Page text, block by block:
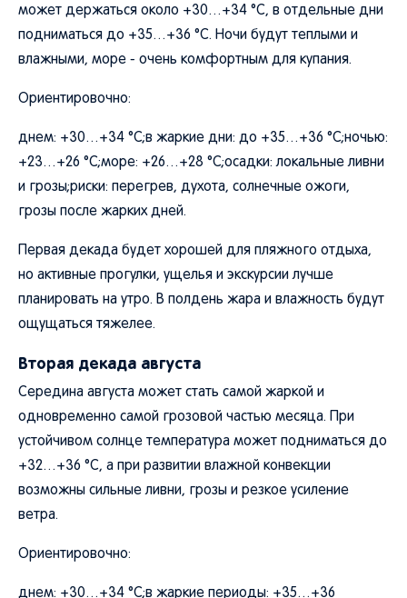
может держаться около +30…+34 °C, в отдельные дни
подниматься до +35…+36 °C. Ночи будут теплыми и
влажными, море - очень комфортным для купания.
Ориентировочно:
днем: +30…+34 °C;в жаркие дни: до +35…+36 °C;ночью:
+23…+26 °C;море: +26…+28 °C;осадки: локальные ливни
и грозы;риски: перегрев, духота, солнечные ожоги,
грозы после жарких дней.
Первая декада будет хорошей для пляжного отдыха,
но активные прогулки, ущелья и экскурсии лучше
планировать на утро. В полдень жара и влажность будут
ощущаться тяжелее.
Вторая декада августа
Середина августа может стать самой жаркой и
одновременно самой грозовой частью месяца. При
устойчивом солнце температура может подниматься до
+32…+36 °C, а при развитии влажной конвекции
возможны сильные ливни, грозы и резкое усиление
ветра.
Ориентировочно:
днем: +30…+34 °C;в жаркие периоды: +35…+36